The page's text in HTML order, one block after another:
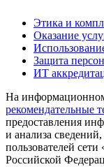
Этика и
Оказание
Защита
ИТ
На
рекомендательные
предоставления
и анализа
пользователей
Российской